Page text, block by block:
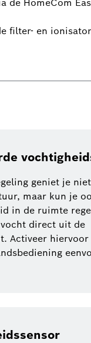
de HomeCom
filter- en
geniet je
maar kun je
in de ruimte
direct uit de
Activeer